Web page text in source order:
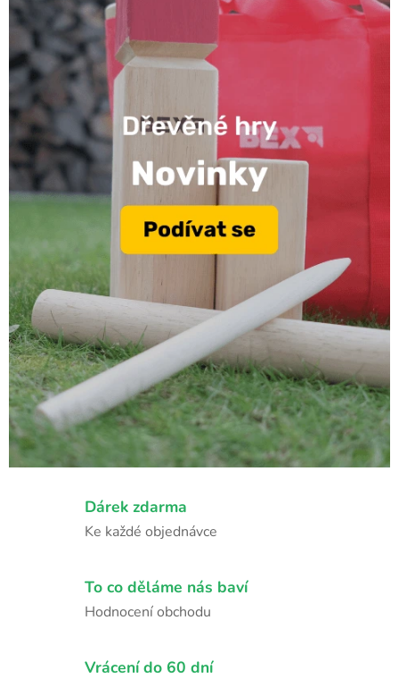
Dárek zdarma
Ke každé objednávce
To co děláme nás baví
Hodnocení obchodu
Vrácení do 60 dní